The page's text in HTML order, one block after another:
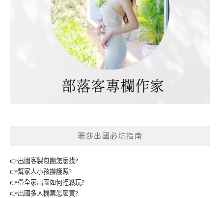
珊莎出國必坑指南
👉出國客製包團怎麼找?
👉幫家人小孩辦護照?
👉帶全家出國如何輕鬆玩?
👉出國多人機票怎麼買?